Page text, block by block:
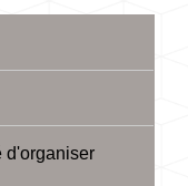
d'organiser